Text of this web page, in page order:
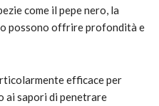
come il pepe nero, la
possono offrire profondità e
efficace per
ai sapori di penetrare